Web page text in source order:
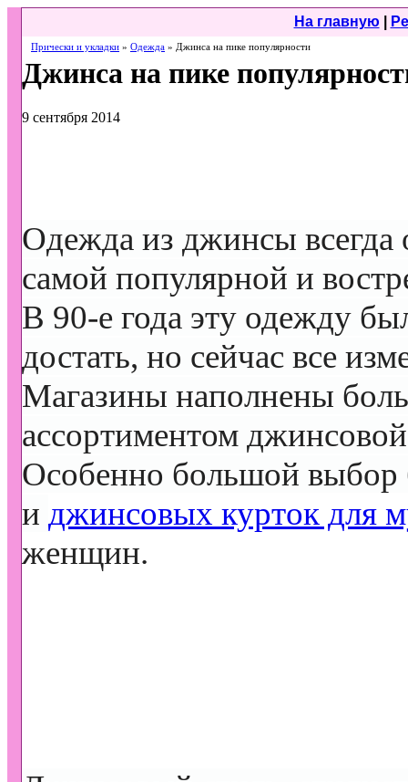
На главную
Прически и укладки » Одежда » Джинса на пике популярности
Джинса на пике
9 сентября 2014
Одежда из джинсы всегда
самой популярной и
В 90-е года эту одежду
достать, но сейчас все
Магазины наполнены
ассортиментом
Особенно большой
и джинсовых курток для
женщин.